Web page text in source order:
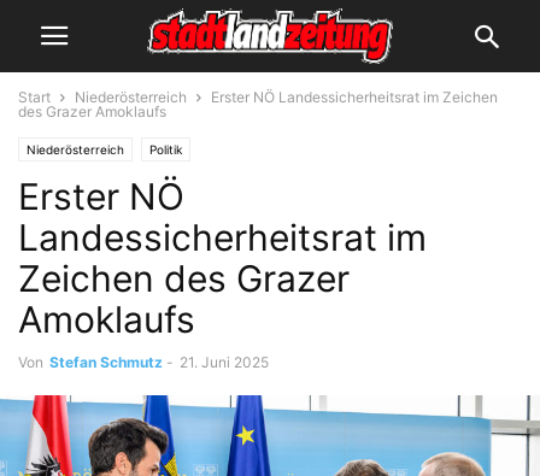
Start Niederösterreich
Erster NÖ Landessicherheitsrat im Zeichen
des Grazer Amoklaufs
Niederösterreich Politik
Erster NÖ
Landessicherheitsrat im
Zeichen des Grazer
Amoklaufs
Von Stefan Schmutz - 21. Juni 2025